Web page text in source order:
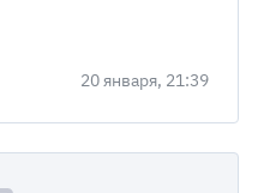
20 января, 21:39